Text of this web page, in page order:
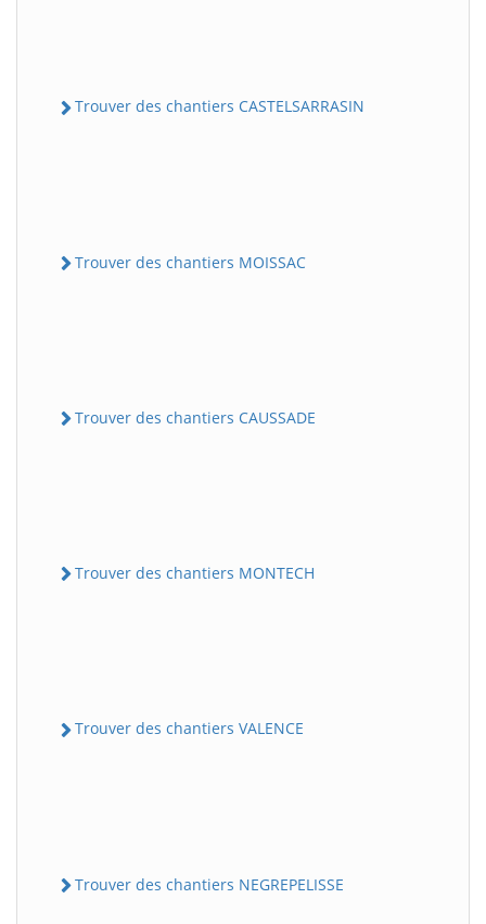
Trouver des chantiers CASTELSARRASIN
Trouver des chantiers MOISSAC
Trouver des chantiers CAUSSADE
Trouver des chantiers MONTECH
Trouver des chantiers VALENCE
Trouver des chantiers NEGREPELISSE